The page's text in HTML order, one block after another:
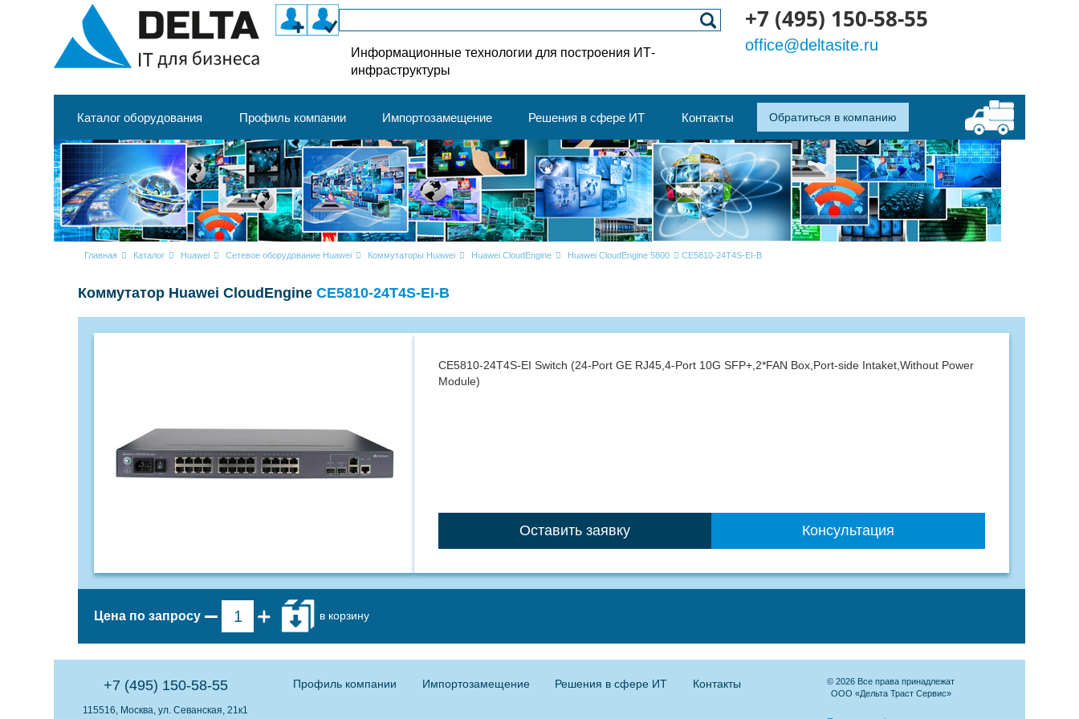
Информационные технологии для построения ИТ-
инфраструктуры
+7 (495) 150-58-55
office@deltasite.ru
Каталог оборудования Профиль компании Импортозамещение Решения в сфере ИТ Контакты Обратиться в компанию
Главная Каталог Huawei Сетевое оборудование Huawei Коммутаторы Huawei Huawei CloudEngine Huawei CloudEngine 5800 CE5810-24T4S-EI-B
Коммутатор Huawei CloudEngineCE5810-24T4S-EI-B
CE5810-24T4S-EI Switch (24-Port GE RJ45,4-Port 10G SFP+,2*FAN Box,Port-side Intaket,Without Power
Module)
Оставить заявку Консультация
Цена по запросу в корзину
+7 (495) 150-58-55
115516, Москва, ул. Севанская, 21к1
Профиль компании Импортозамещение Решения в сфере ИТ Контакты
© 2026 Все права принадлежат
ООО «Дельта Траст Сервис»